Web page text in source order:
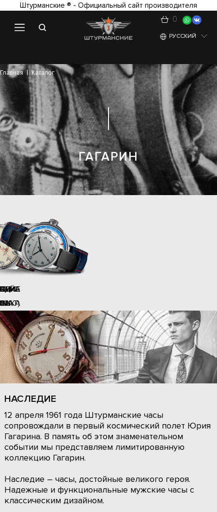
Штурманские ® - Официальный сайт производителя
0
РУССКИЙ
Главная Каталог
ГАГАРИН
НАСЛЕДИЕ
12 апреля 1961 года Штурманские часы
сопровождали в первый космический полет Юрия
Гагарина. В память об этом знаменательном
событии мы представляем лимитированную
коллекцию Гагарин.
Наследие – часы, достойные великого героя.
Надежные и функциональные мужские часы с
классическим дизайном.